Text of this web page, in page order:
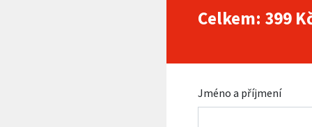
Celkem: 399
Jméno a příjmení